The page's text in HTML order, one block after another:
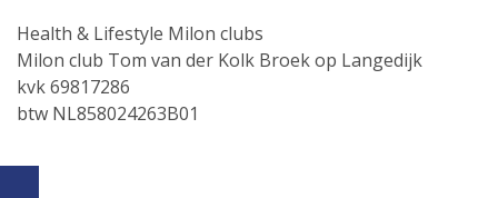
Health & Lifestyle Milon clubs
Milon club Tom van der Kolk Broek op Langedijk
kvk 69817286
btw NL858024263B01